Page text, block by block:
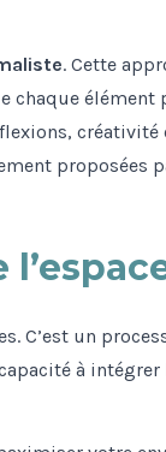
. Cette
chaque
créativité
proposées
C’est un
à